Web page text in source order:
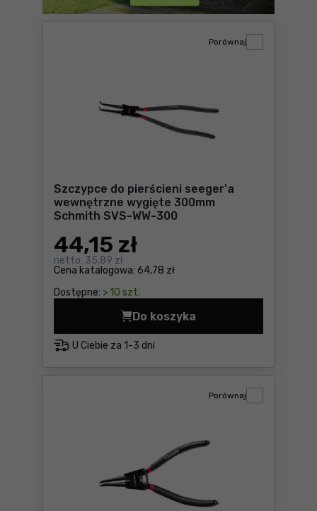
Szczypce do pierścieni seeger'a
wewnętrzne wygięte 300mm
Schmith SVS-WW-300
Cena katalogowa: 64,78 zł
44,15 zł
netto: 35,89 zł
Dostępne: > 10 szt.
Porównaj
U Ciebie za 1-3 dni
Do koszyka
Szczypce do pierścieni
Porównaj